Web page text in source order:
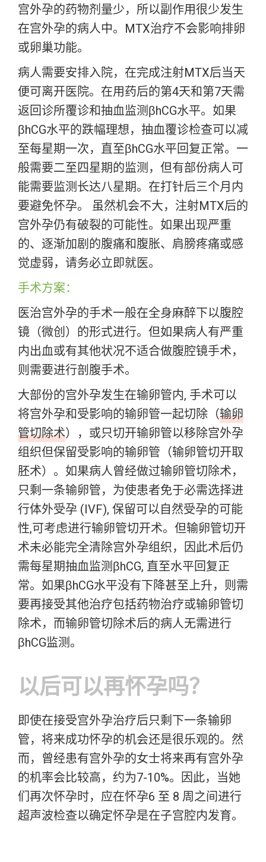
宫外孕的药物剂量少，所以副作用很少发生
在宫外孕的病人中。MTX治疗不会影响排卵
或卵巢功能。
病人需要安排入院，在完成注射MTX后当天
便可离开医院。在用药后的第4天和第7天需
返回诊所覆诊和抽血监测βhCG水平。如果
βhCG水平的跌幅理想，抽血覆诊检查可以减
至每星期一次，直至βhCG水平回复正常。一
般需要二至四星期的监测，但有部份病人可
能需要监测长达八星期。在打针后三个月内
要避免怀孕。 虽然机会不大，注射MTX后的
宫外孕仍有破裂的可能性。如果出现严重
的、逐渐加剧的腹痛和腹胀、肩膀疼痛或感
觉虚弱，请务必立即就医。
手术方案：
医治宫外孕的手术一般在全身麻醉下以腹腔
镜（微创）的形式进行。但如果病人有严重
内出血或有其他状况不适合做腹腔镜手术，
则需要进行剖腹手术。
大部份的宫外孕发生在输卵管内, 手术可以
将宫外孕和受影响的输卵管一起切除（输卵
管切除术），或只切开输卵管以移除宫外孕
组织但保留受影响的输卵管（输卵管切开取
胚术）。如果病人曾经做过输卵管切除术，
只剩一条输卵管，为使患者免于必需选择进
行体外受孕 (IVF), 保留可以自然受孕的可能
性,可考虑进行输卵管切开术。但输卵管切开
术未必能完全清除宫外孕组织，因此术后仍
需每星期抽血监测βhCG, 直至水平回复正
常。如果βhCG水平没有下降甚至上升，则需
要再接受其他治疗包括药物治疗或输卵管切
除术，而输卵管切除术后的病人无需进行
βhCG监测。
以后可以再怀孕吗？
即使在接受宫外孕治疗后只剩下一条输卵
管，将来成功怀孕的机会还是很乐观的。然
而，曾经患有宫外孕的女士将来再有宫外孕
的机率会比较高，约为7-10%。因此，当她
们再次怀孕时，应在怀孕6 至 8 周之间进行
超声波检查以确定怀孕是在子宫腔内发育。